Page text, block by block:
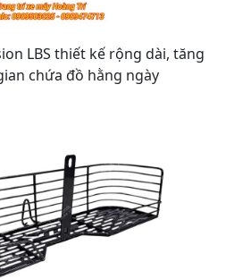
LBS thiết kế rộng dài, tăng
chứa đồ hằng ngày